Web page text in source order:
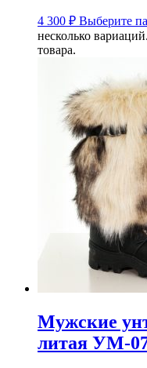
4 300 ₽ Выберите
несколько
товара.
Мужские
литая УМ-